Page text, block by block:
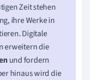
Zeit stehen
ihre Werke in
Digitale
erweitern die
und fordern
hinaus wird die